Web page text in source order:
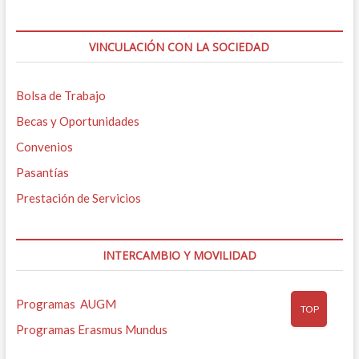
VINCULACIÓN CON LA SOCIEDAD
Bolsa de Trabajo
Becas y Oportunidades
Convenios
Pasantías
Prestación de Servicios
INTERCAMBIO Y MOVILIDAD
Programas AUGM
Programas Erasmus Mundus
TOP